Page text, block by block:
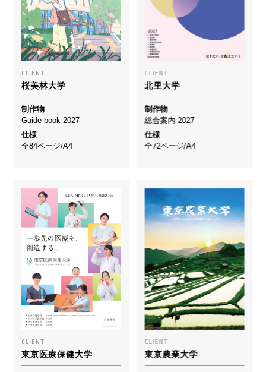
CLIENT
桜美林大学
制作物
Guide book 2027
仕様
全84ページ/A4
CLIENT
北里大学
制作物
総合案内 2027
仕様
全72ページ/A4
CLIENT
東京医療保健大学
CLIENT
東京農業大学